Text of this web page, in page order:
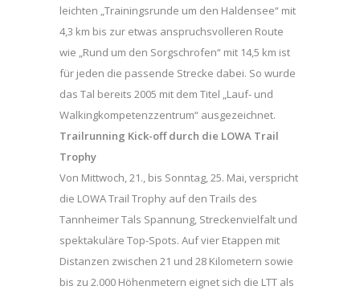
leichten „Trainingsrunde um den Haldensee“ mit
4,3 km bis zur etwas anspruchsvolleren Route
wie „Rund um den Sorgschrofen“ mit 14,5 km ist
für jeden die passende Strecke dabei. So wurde
das Tal bereits 2005 mit dem Titel „Lauf- und
Walkingkompetenzzentrum“ ausgezeichnet.
Trailrunning Kick-off durch die LOWA Trail
Trophy
Von Mittwoch, 21., bis Sonntag, 25. Mai, verspricht
die LOWA Trail Trophy auf den Trails des
Tannheimer Tals Spannung, Streckenvielfalt und
spektakuläre Top-Spots. Auf vier Etappen mit
Distanzen zwischen 21 und 28 Kilometern sowie
bis zu 2.000 Höhenmetern eignet sich die LTT als